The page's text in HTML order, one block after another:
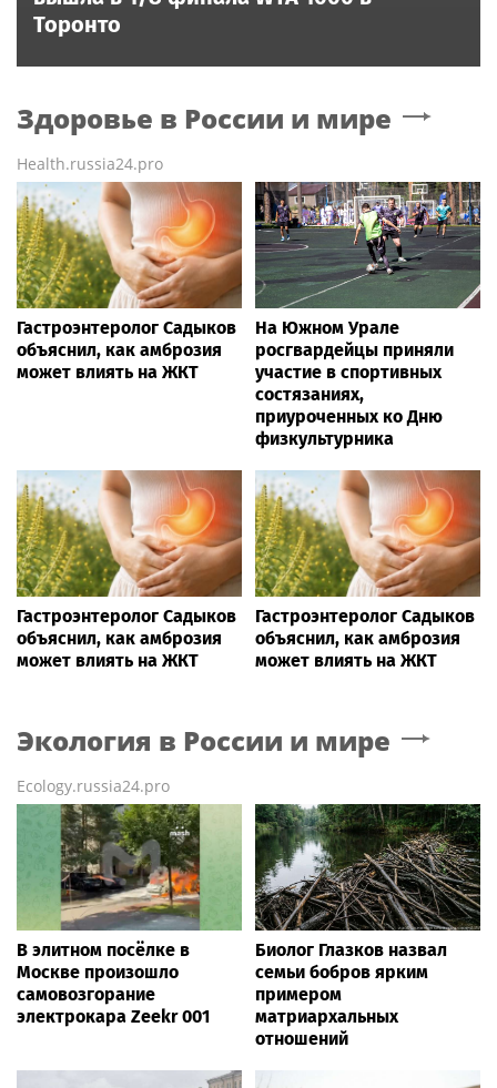
Торонто
Здоровье в России и мире
Health.russia24.pro
Гастроэнтеролог Садыков
объяснил, как амброзия
может влиять на ЖКТ
На Южном Урале
росгвардейцы приняли
участие в спортивных
состязаниях,
приуроченных ко Дню
физкультурника
Гастроэнтеролог Садыков
объяснил, как амброзия
может влиять на ЖКТ
Гастроэнтеролог Садыков
объяснил, как амброзия
может влиять на ЖКТ
Экология в России и мире
Ecology.russia24.pro
В элитном посёлке в
Москве произошло
самовозгорание
электрокара Zeekr 001
Биолог Глазков назвал
семьи бобров ярким
примером
матриархальных
отношений